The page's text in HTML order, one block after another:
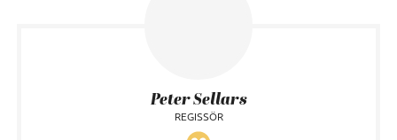
Peter Sellars
REGISSÖR